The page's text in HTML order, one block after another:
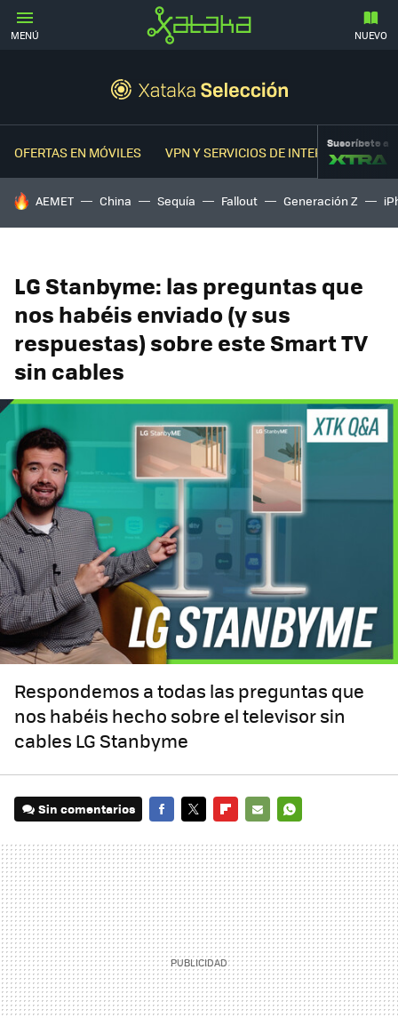
MENÚ NUEVO
OFERTAS EN MÓVILES VPN Y SERVICIOS DE INTERNETSuscríbete a
HOY SE HABLA DE
AEMET China Sequía Fallout Generación Z
LG Stanbyme: las preguntas que
nos habéis enviado (y sus
respuestas) sobre este Smart TV
sin cables
Respondemos a todas las preguntas que
nos habéis hecho sobre el televisor sin
cables LG Stanbyme
Sin comentarios
MAIL